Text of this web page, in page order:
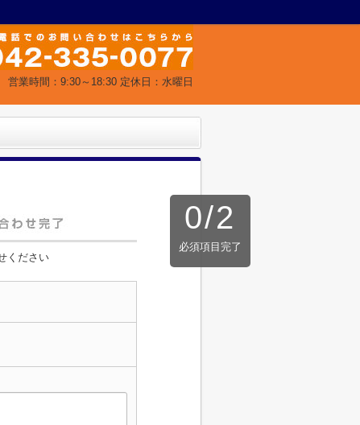
営業時間：9:30～18:30 定休日：水曜日
0/2
必須項目完了
ください